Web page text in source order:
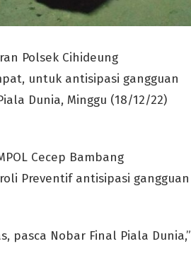
Polsek Cihideung
untuk antisipasi gangguan
Dunia, Minggu (18/12/22)
Cecep Bambang
Preventif antisipasi gangguan
pasca Nobar Final Piala Dunia,”